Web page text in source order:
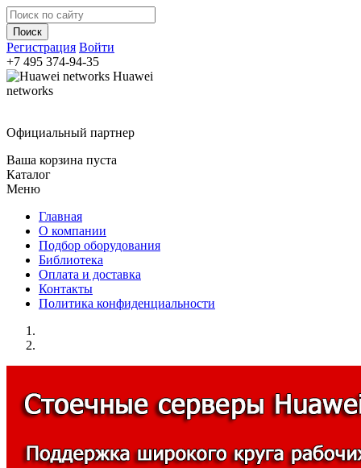
Регистрация Войти
+7 495 374-94-35
Huawei
networks
Официальный партнер
Ваша корзина пуста
Каталог
Меню
Главная
О компании
Подбор оборудования
Библиотека
Оплата и доставка
Контакты
Политика конфиденциальности